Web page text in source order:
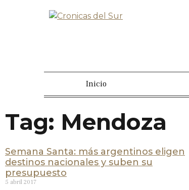
Inicio
Tag: Mendoza
Semana Santa: más argentinos eligen
destinos nacionales y suben su
presupuesto
5 abril 2017